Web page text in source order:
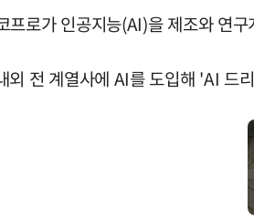
프로가 인공지능(AI)을 제조와 연
전 계열사에 AI를 도입해 'AI 드